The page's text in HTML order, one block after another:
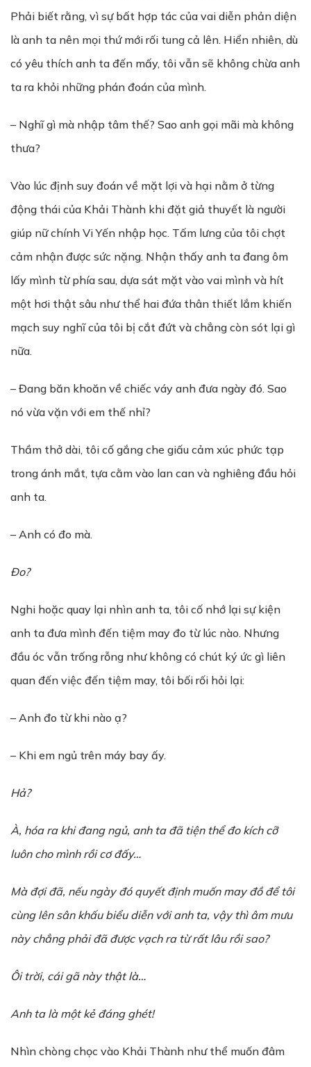
Phải biết rằng, vì sự bất hợp tác của vai diễn phản diện
là anh ta nên mọi thứ mới rối tung cả lên. Hiển nhiên, dù
có yêu thích anh ta đến mấy, tôi vẫn sẽ không chừa anh
ta ra khỏi những phán đoán của mình.
– Nghĩ gì mà nhập tâm thế? Sao anh gọi mãi mà không
thưa?
Vào lúc định suy đoán về mặt lợi và hại nằm ở từng
động thái của Khải Thành khi đặt giả thuyết là người
giúp nữ chính Vi Yến nhập học. Tấm lưng của tôi chợt
cảm nhận được sức nặng. Nhận thấy anh ta đang ôm
lấy mình từ phía sau, dựa sát mặt vào vai mình và hít
một hơi thật sâu như thể hai đứa thân thiết lắm khiến
mạch suy nghĩ của tôi bị cắt đứt và chẳng còn sót lại gì
nữa.
– Đang băn khoăn về chiếc váy anh đưa ngày đó. Sao
nó vừa vặn với em thế nhỉ?
Thầm thở dài, tôi cố gắng che giấu cảm xúc phức tạp
trong ánh mắt, tựa cằm vào lan can và nghiêng đầu hỏi
anh ta.
– Anh có đo mà.
Đo?
Nghi hoặc quay lại nhìn anh ta, tôi cố nhớ lại sự kiện
anh ta đưa mình đến tiệm may đo từ lúc nào. Nhưng
đầu óc vẫn trống rỗng như không có chút ký ức gì liên
quan đến việc đến tiệm may, tôi bối rối hỏi lại:
– Anh đo từ khi nào ạ?
– Khi em ngủ trên máy bay ấy.
Hả?
À, hóa ra khi đang ngủ, anh ta đã tiện thểđo kích cỡ
luôn cho mình rồi cơđấy…
Mà đợi đã, nếu ngày đó quyết định muốn may đồđểtôi
cùng lên sân khấu biểu diễn với anh ta, vậy thì âm mưu
này chẳng phải đã được vạch ra từrất lâu rồi sao?
Ôi trời, cái gã này thật là…
Anh ta là một kẻ đáng ghét!
Nhìn chòng chọc vào Khải Thành như thể muốn đâm